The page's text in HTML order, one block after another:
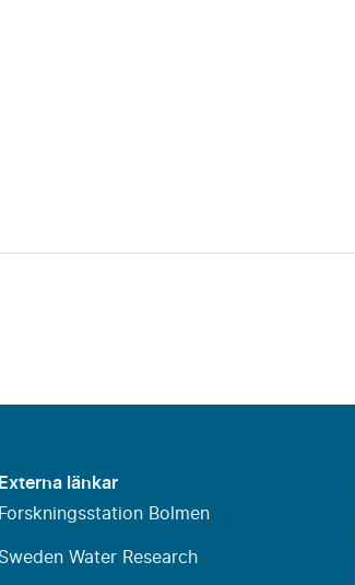
Externa länkar
Forskningsstation Bolmen
Sweden Water Research